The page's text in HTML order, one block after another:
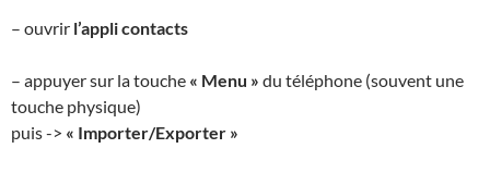
– ouvrir l’appli contacts
– appuyer sur la touche « Menu » du téléphone (souvent une
touche physique)
puis -> « Importer/Exporter »